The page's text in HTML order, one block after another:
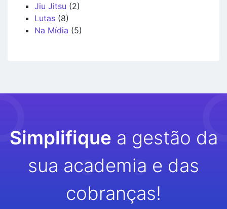
Jiu Jitsu (2)
Lutas (8)
Na Mídia (5)
Simplifique a gestão da
sua academia e das
cobranças!